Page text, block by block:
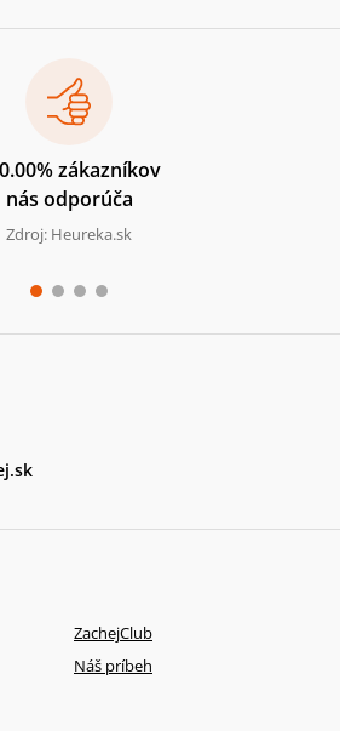
zákazníkov
nás odporúča
Zdroj: Heureka.sk
ZachejClub
Náš príbeh